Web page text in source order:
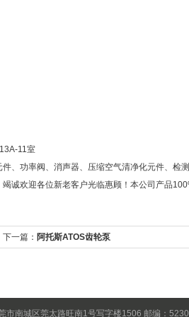
13A-11室
、功率阀、消声器、压缩空气清净化元件、检测
诚欢迎各位新老客户光临惠顾！本公司产品
下一篇： 阿托斯ATOS齿轮泵
市南城区莞太路旺南1号写字楼1506 邮编：